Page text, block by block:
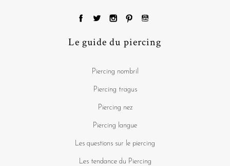
Le guide du piercing
Piercing nombril
Piercing tragus
Piercing nez
Piercing langue
Les questions sur le piercing
Les tendance du Piercing